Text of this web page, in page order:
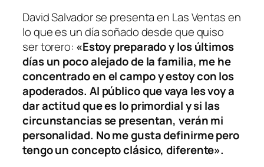
David Salvador se presenta en Las Ventas en
lo que es un día soñado desde que quiso
ser torero: «Estoy preparado y los últimos
días un poco alejado de la familia, me he
concentrado en el campo y estoy con los
apoderados. Al público que vaya les voy a
dar actitud que es lo primordial y si las
circunstancias se presentan, verán mi
personalidad. No me gusta definirme pero
tengo un concepto clásico, diferente».